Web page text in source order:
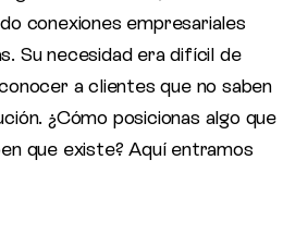
conexiones empresariales
Su necesidad era difícil de
a clientes que no saben
¿Cómo posicionas algo que
que existe? Aquí entramos